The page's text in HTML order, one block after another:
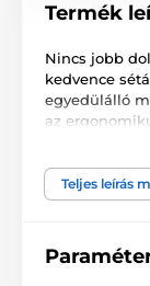
Termék
Nincs jobb
kedvence
egyedülálló
az
márkájú
Fő
Teljes leírás